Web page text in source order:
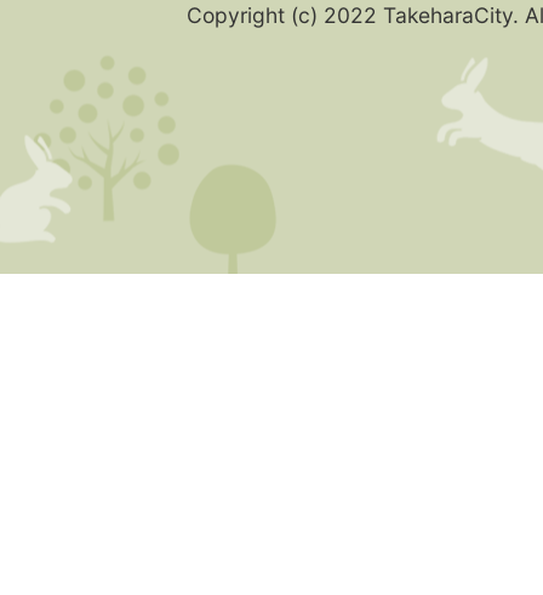
Copyright (c) 2022 TakeharaCity.